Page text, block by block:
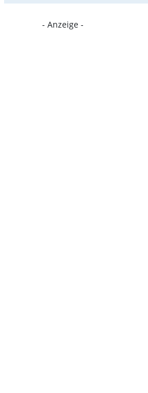
- Anzeige -